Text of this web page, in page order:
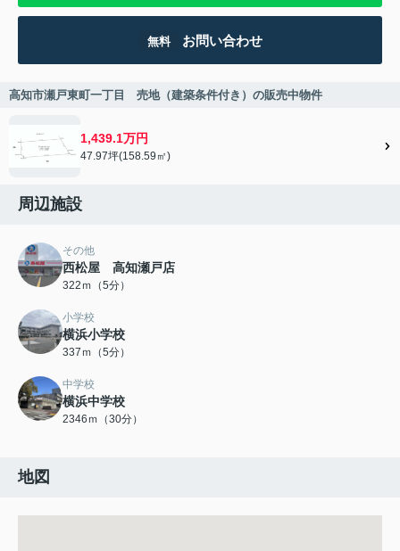
無料 お問い合わせ
高知市瀬戸東町一丁目 売地（建築条件付き）の販売中物件
1,439.1万円
47.97坪(158.59㎡)
周辺施設
その他
西松屋 高知瀬戸店
322ｍ（5分）
小学校
横浜小学校
337ｍ（5分）
中学校
横浜中学校
2346ｍ（30分）
地図